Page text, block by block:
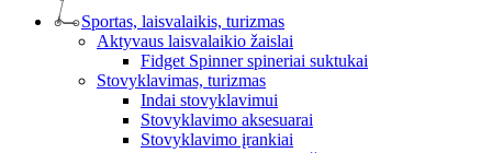
Sportas, laisvalaikis, turizmas
Aktyvaus laisvalaikio žaislai
Fidget Spinner spineriai suktukai
Stovyklavimas, turizmas
Indai stovyklavimui
Stovyklavimo aksesuarai
Stovyklavimo įrankiai